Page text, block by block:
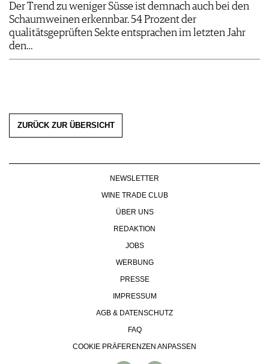
Der Trend zu weniger Süsse ist demnach auch bei den
Schaumweinen erkennbar. 54 Prozent der
qualitätsgeprüften Sekte entsprachen im letzten Jahr
den…
ZURÜCK ZUR ÜBERSICHT
NEWSLETTER
WINE TRADE CLUB
ÜBER UNS
REDAKTION
JOBS
WERBUNG
PRESSE
IMPRESSUM
AGB & DATENSCHUTZ
FAQ
COOKIE PRÄFERENZEN ANPASSEN